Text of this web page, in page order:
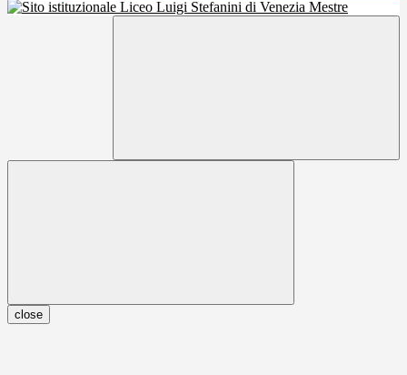
close